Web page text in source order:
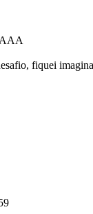
fiquei